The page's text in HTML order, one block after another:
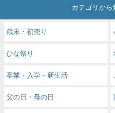
カテゴリから
歳末・初売り
ひな祭り
卒業・入学・新生活
父の日・母の日